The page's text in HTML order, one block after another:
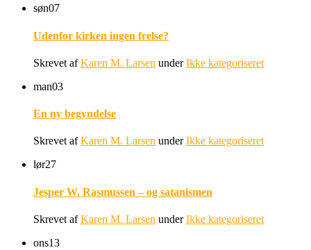
søn07
Udenfor kirken ingen frelse?
Skrevet afKaren M. Larsen underIkke kategoriseret
man03
En ny begyndelse
Skrevet afKaren M. Larsen underIkke kategoriseret
lør27
Jesper W. Rasmussen – og satanismen
Skrevet afKaren M. Larsen underIkke kategoriseret
ons13